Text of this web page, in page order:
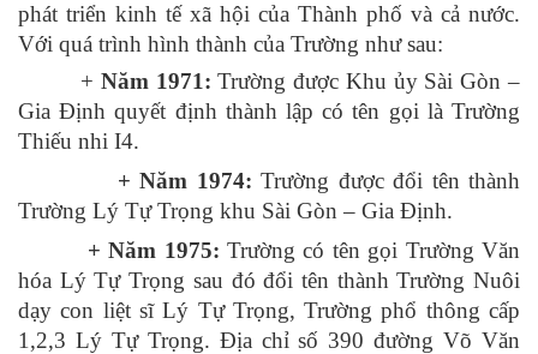
phát triển kinh tế xã hội của Thành phố và cả nước.
Với quá trình hình thành của Trường như sau:
+ Năm 1971: Trường được Khu ủy Sài Gòn –
Gia Định quyết định thành lập có tên gọi là Trường
Thiếu nhi I4.
+ Năm 1974: Trường được đổi tên thành
Trường Lý Tự Trọng khu Sài Gòn – Gia Định.
+ Năm 1975: Trường có tên gọi Trường Văn
hóa Lý Tự Trọng sau đó đổi tên thành Trường Nuôi
dạy con liệt sĩ Lý Tự Trọng, Trường phổ thông cấp
1,2,3 Lý Tự Trọng. Địa chỉ số 390 đường Võ Văn